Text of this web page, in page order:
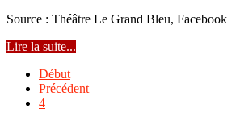
Source : Théâtre Le Grand Bleu, Facebook
Lire la suite...
Début
Précédent
4